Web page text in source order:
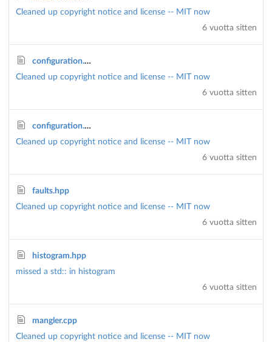
Cleaned up copyright notice and license -- MIT now
6 vuotta sitten
configuration.cpp
Cleaned up copyright notice and license -- MIT now
6 vuotta sitten
configuration.hpp
Cleaned up copyright notice and license -- MIT now
6 vuotta sitten
faults.hpp
Cleaned up copyright notice and license -- MIT now
6 vuotta sitten
histogram.hpp
missed a std:: in histogram
6 vuotta sitten
mangler.cpp
Cleaned up copyright notice and license -- MIT now